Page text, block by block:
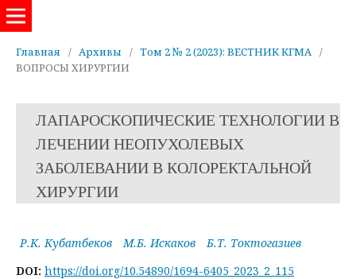
Главная / Архивы / Том 2 № 2 (2023): ВЕСТНИК КГМА /
ВОПРОСЫ ХИРУРГИИ
ЛАПАРОСКОПИЧЕСКИЕ ТЕХНОЛОГИИ В
ЛЕЧЕНИИ НЕОПУХОЛЕВЫХ
ЗАБОЛЕВАНИИ В КОЛОРЕКТАЛЬНОЙ
ХИРУРГИИ
Р.К. Кубатбеков М.Б. Искаков
Б.Т. Токтогазиев
DOI: https://doi.org/10.54890/1694-6405_2023_2_115